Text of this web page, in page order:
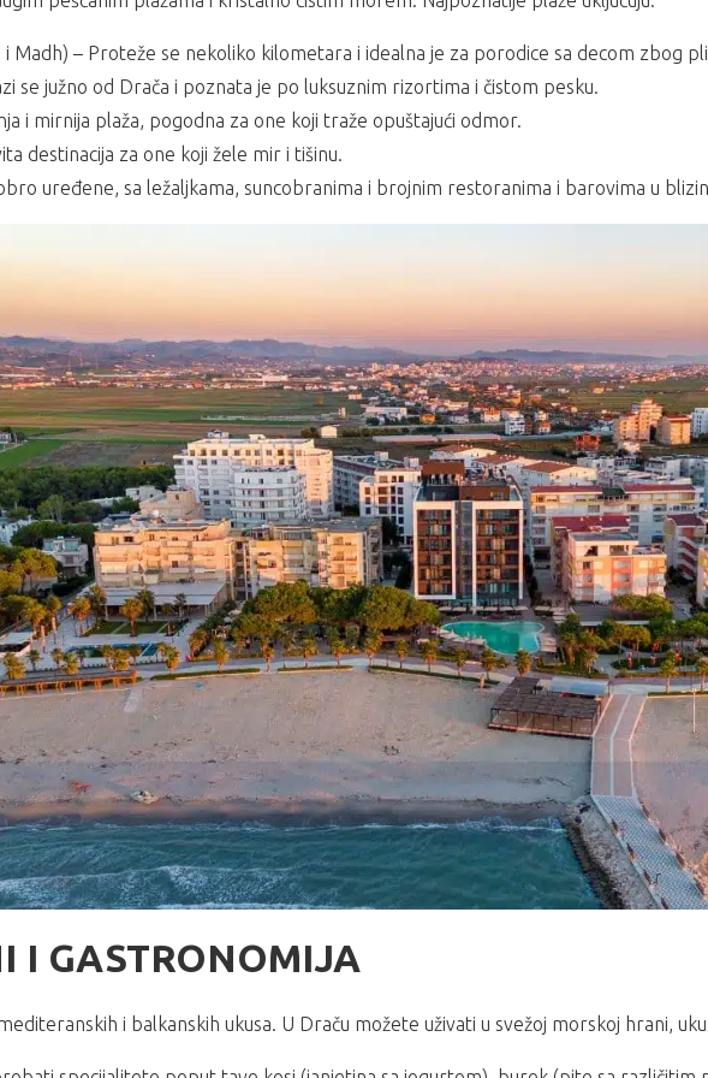
i Madh) – Proteže se nekoliko kilometara i idealna je za porodice sa decom zbog
se južno od Drača i poznata je po luksuznim rizortima i čistom pesku.
i mirnija plaža, pogodna za one koji traže opuštajući odmor.
destinacija za one koji žele mir i tišinu.
uređene, sa ležaljkama, suncobranima i brojnim restoranima i barovima u
I GASTRONOMIJA
i balkanskih ukusa. U Draču možete uživati u svežoj morskoj hrani,